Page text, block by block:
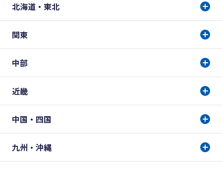
北海道・東北
関東
中部
近畿
中国・四国
九州・沖縄